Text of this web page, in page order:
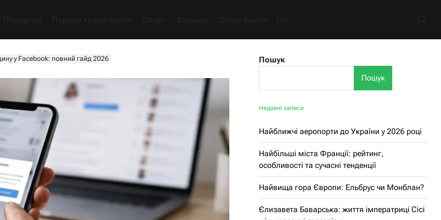
у Facebook: повний гайд 2026
Пошук
Пошук
Недавні записи
Найближчі аеропорти до України у 2026 році
Найбільші міста Франції: рейтинг,
особливості та сучасні тенденції
Найвища гора Європи: Ельбрус чи Монблан?
Єлизавета Баварська: життя імператриці Сісі